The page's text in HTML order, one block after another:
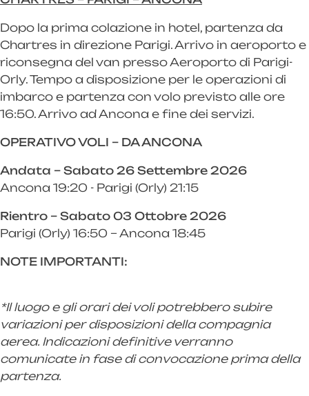
Dopo la prima colazione in hotel, partenza da
Chartres in direzione Parigi. Arrivo in aeroporto e
riconsegna del van presso Aeroporto di Parigi-
Orly. Tempo a disposizione per le operazioni di
imbarco e partenza con volo previsto alle ore
16:50. Arrivo ad Ancona e fine dei servizi.
OPERATIVO VOLI – DA ANCONA
Andata – Sabato 26 Settembre 2026
Ancona 19:20 - Parigi (Orly) 21:15
Rientro – Sabato 03 Ottobre 2026
Parigi (Orly) 16:50 – Ancona 18:45
NOTE IMPORTANTI:
*Il luogo e gli orari dei voli potrebbero subire
variazioni per disposizioni della compagnia
aerea. Indicazioni definitive verranno
comunicate in fase di convocazione prima della
partenza.